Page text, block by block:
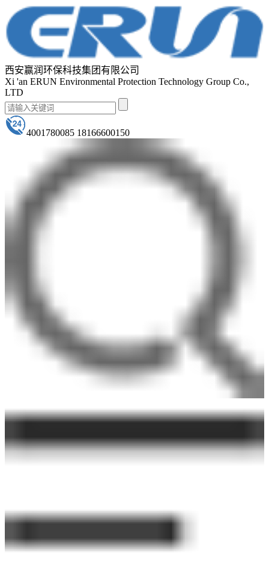
西安赢润环保科技集团有限公司
Xi 'an ERUN Environmental Protection Technology Group Co.,
LTD
4001780085 18166600150